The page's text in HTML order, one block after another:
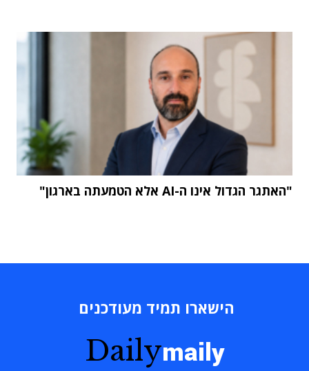
"האתגר הגדול אינו ה-AI אלא הטמעתה בארגון"
הישארו תמיד מעודכנים
Dailymaily